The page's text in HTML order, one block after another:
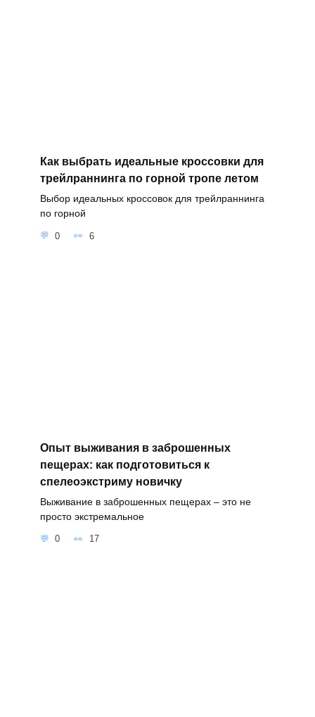
Как выбрать идеальные кроссовки для
трейлраннинга по горной тропе летом
Выбор идеальных кроссовок для трейлраннинга
по горной
0 6
Опыт выживания в заброшенных
пещерах: как подготовиться к
спелеоэкстриму новичку
Выживание в заброшенных пещерах – это не
просто экстремальное
0 17